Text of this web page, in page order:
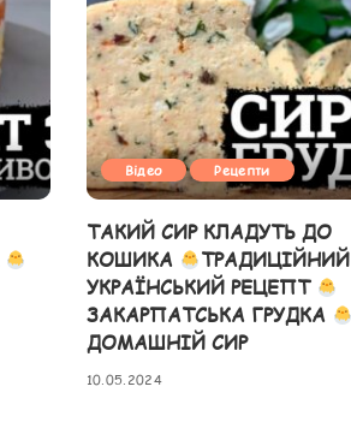
Відео Рецепти
ТАКИЙ СИР КЛАДУТЬ ДО
КОШИКА
ТРАДИЦІЙНИЙ
УКРАЇНСЬКИЙ РЕЦЕПТ
ЗАКАРПАТСЬКА ГРУДКА
ДОМАШНІЙ СИР
10.05.2024